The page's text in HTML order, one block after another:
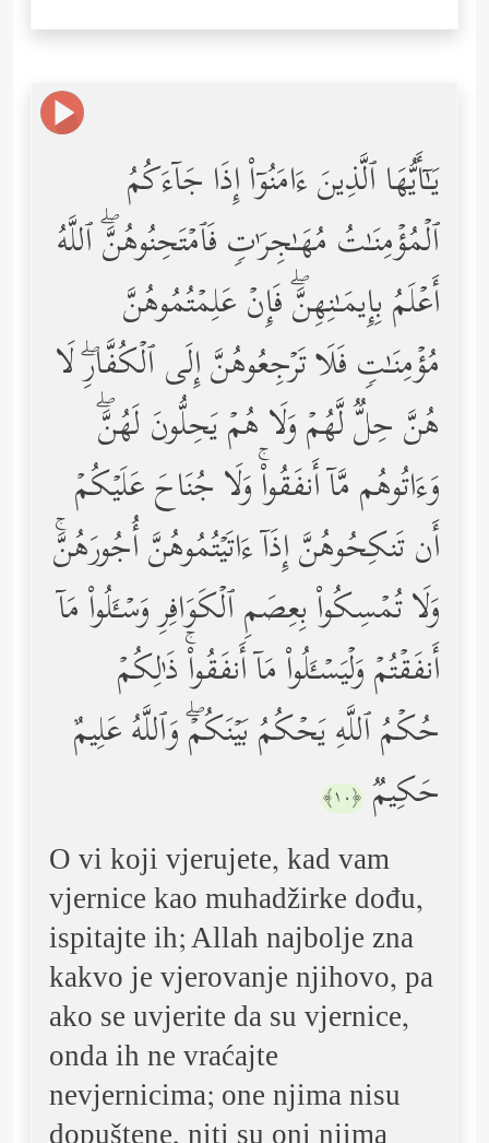
یَـٰۤأَیُّهَا ٱلَّذِینَ ءَامَنُوۤاْ إِذَا جَاۤءَكُمُ
ٱلۡمُؤۡمِنَـٰتُ مُهَـٰجِرَ ٰ⁠تࣲ فَٱمۡتَحِنُوهُنَّۖ ٱللَّهُ
أَعۡلَمُ بِإِیمَـٰنِهِنَّۖ فَإِنۡ عَلِمۡتُمُوهُنَّ
مُؤۡمِنَـٰتࣲ فَلَا تَرۡجِعُوهُنَّ إِلَى ٱلۡكُفَّارِۖ لَا
هُنَّ حِلࣱّ لَّهُمۡ وَلَا هُمۡ یَحِلُّونَ لَهُنَّۖ
وَءَاتُوهُم مَّاۤ أَنفَقُواْۚ وَلَا جُنَاحَ عَلَیۡكُمۡ
أَن تَنكِحُوهُنَّ إِذَاۤ ءَاتَیۡتُمُوهُنَّ أُجُورَهُنَّۚ
وَلَا تُمۡسِكُواْ بِعِصَمِ ٱلۡكَوَافِرِ وَسۡـَٔلُواْ مَاۤ
أَنفَقۡتُمۡ وَلۡیَسۡـَٔلُواْ مَاۤ أَنفَقُواْۚ ذَ ٰ⁠لِكُمۡ
حُكۡمُ ٱللَّهِ یَحۡكُمُ بَیۡنَكُمۡۖ وَٱللَّهُ عَلِیمٌ
حَكِیمࣱ ﴿١٠﴾
O vi koji vjerujete, kad vam
vjernice kao muhadžirke dođu,
ispitajte ih; Allah najbolje zna
kakvo je vjerovanje njihovo, pa
ako se uvjerite da su vjernice,
onda ih ne vraćajte
nevjernicima; one njima nisu